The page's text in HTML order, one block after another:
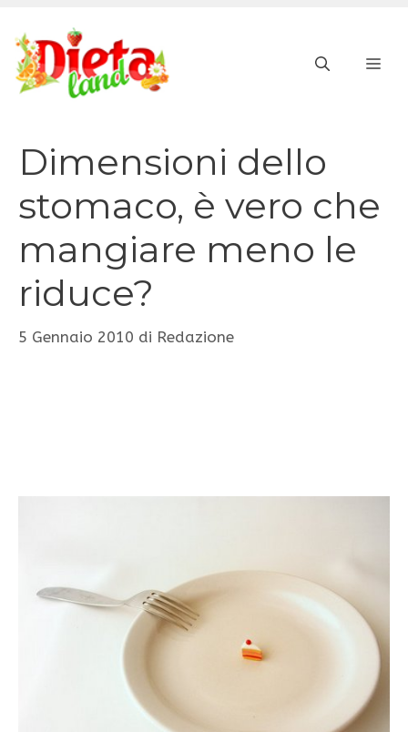
contenuto
Dimensioni dello
stomaco, è vero che
mangiare meno le
riduce?
5 Gennaio 2010 di Redazione